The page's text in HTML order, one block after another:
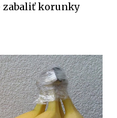
zabaliť korunky